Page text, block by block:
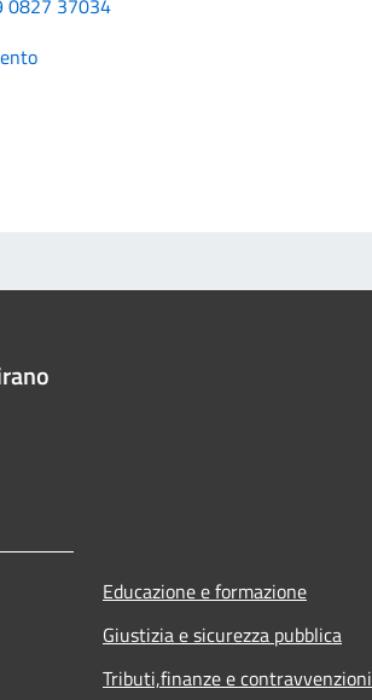
Educazione e formazione
Giustizia e sicurezza pubblica
Tributi,finanze e contravvenzioni